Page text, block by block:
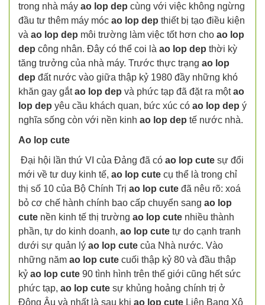
trong nhà máy ao lop dep cùng với việc không ngừng
đầu tư thêm máy móc ao lop dep thiết bị tạo điều kiện
và ao lop dep môi trường làm việc tốt hơn cho ao lop
dep công nhân. Đây có thể coi là ao lop dep thời kỳ
tăng trưởng của nhà máy. Trước thực trạng ao lop
dep đất nước vào giữa thập kỷ 1980 đầy những khó
khăn gay gắtao lop dep và phức tạp đã đặt ra mộtao
lop dep yêu cầu khách quan, bức xúc có ao lop dep ý
nghĩa sống còn với nền kinh ao lop dep tế nước nhà.
Ao lop cute
Đại hội lần thứ VI của Đảng đã có ao lop cute sự đổi
mới về tư duy kinh tế, ao lop cute cụ thể là trong chỉ
thị số 10 của Bộ Chính Trị ao lop cute đã nêu rõ: xoá
bỏ cơ chế hành chính bao cấp chuyển sang ao lop
cute nền kinh tế thị trường ao lop cute nhiều thành
phần, tự do kinh doanh, ao lop cute tự do cạnh tranh
dưới sự quản lý ao lop cute của Nhà nước. Vào
những năm ao lop cute cuối thập kỷ 80 và đầu thập
kỷ ao lop cute 90 tình hình trên thế giới cũng hết sức
phức tạp, ao lop cute sự khủng hoảng chính trị ở
Đông Âu và nhất là sau khi ao lop cute Liên Bang Xô